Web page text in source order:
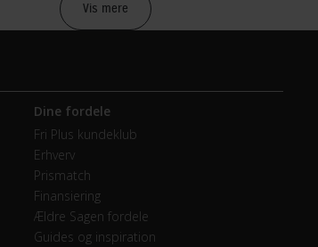
Vis mere
Dine fordele
Fri Plus kundeklub
Erhverv
Prismatch
Finansiering
Ældre Sagen fordele
Guides og inspiration